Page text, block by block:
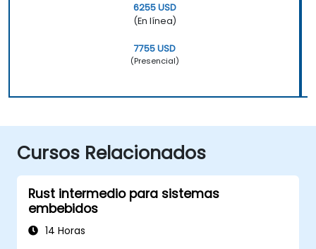
6255 USD
(En línea)
7755 USD
(Presencial)
Cursos Relacionados
Rust intermedio para sistemas
embebidos
14 Horas